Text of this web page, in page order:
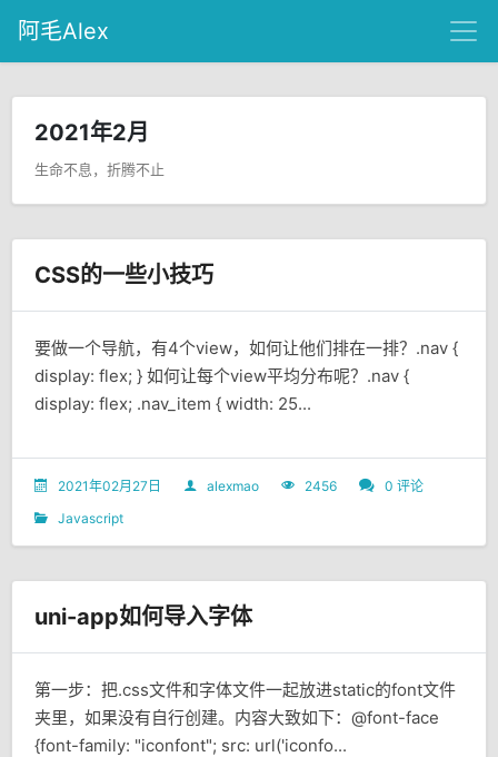
阿毛Alex
2021年2月
生命不息，折腾不止
CSS的一些小技巧
要做一个导航，有4个view，如何让他们排在一排？.nav {
display: flex; } 如何让每个view平均分布呢？.nav {
display: flex; .nav_item { width: 25...
2021年02月27日 alexmao 2456
0 评论
Javascript
uni-app如何导入字体
第一步：把.css文件和字体文件一起放进static的font文件
夹里，如果没有自行创建。内容大致如下：@font-face
{font-family: "iconfont"; src: url('iconfo...